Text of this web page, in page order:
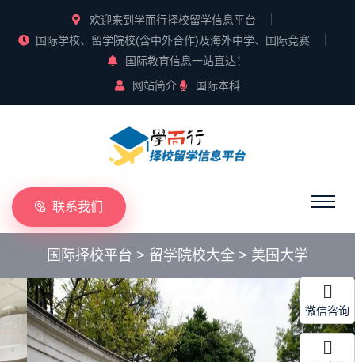
欢迎来到学而行择校留学信息平台
国际学校、留学院校(含中外合作)及海外中学、国际竞赛
国际教育信息一站直达！
网站简介
国际本科
联系我们
国际择校平台 > 留学院校大全 > 美国大学
微信咨询